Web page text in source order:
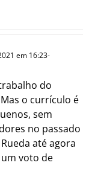
em 16:23-
do
o currículo é
sem
no passado
até agora
voto de